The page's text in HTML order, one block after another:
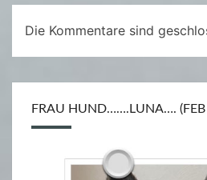
Die Kommentare sind
FRAU HUND…….LUNA….